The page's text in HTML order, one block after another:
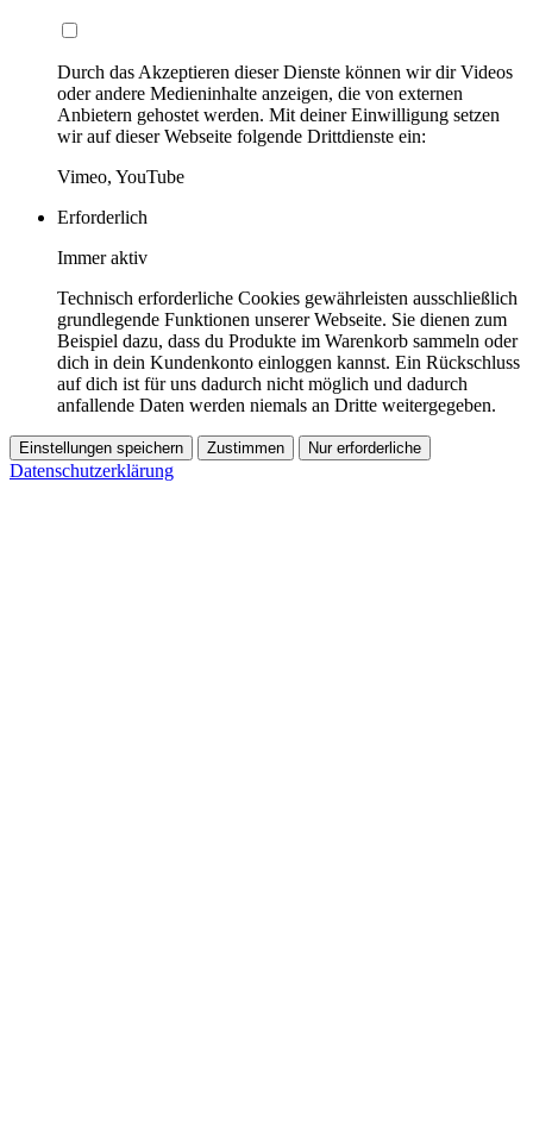
Durch das Akzeptieren dieser Dienste können wir dir Videos
oder andere Medieninhalte anzeigen, die von externen
Anbietern gehostet werden. Mit deiner Einwilligung setzen
wir auf dieser Webseite folgende Drittdienste ein:
Vimeo, YouTube
Erforderlich
Immer aktiv
Technisch erforderliche Cookies gewährleisten ausschließlich
grundlegende Funktionen unserer Webseite. Sie dienen zum
Beispiel dazu, dass du Produkte im Warenkorb sammeln oder
dich in dein Kundenkonto einloggen kannst. Ein Rückschluss
auf dich ist für uns dadurch nicht möglich und dadurch
anfallende Daten werden niemals an Dritte weitergegeben.
Einstellungen speichern Zustimmen Nur erforderliche
Datenschutzerklärung